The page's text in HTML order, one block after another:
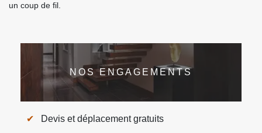
un coup de fil.
NOS ENGAGEMENTS
Devis et déplacement gratuits